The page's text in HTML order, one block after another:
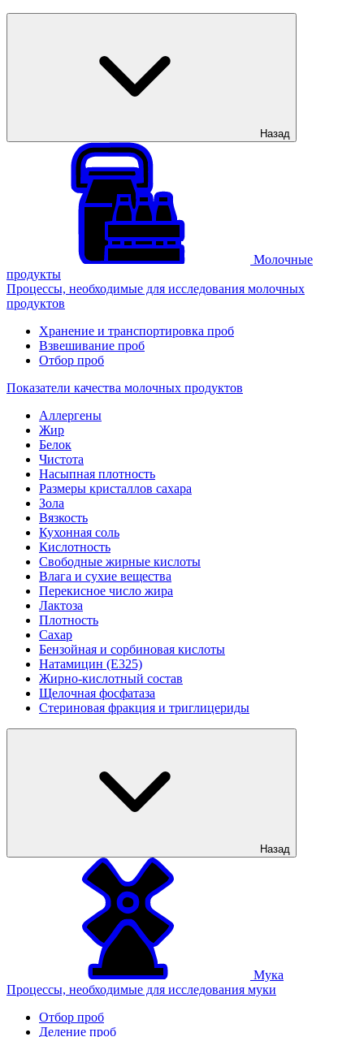
Назад
Молочные
продукты
Процессы, необходимые для исследования молочных
продуктов
Хранение и транспортировка проб
Взвешивание проб
Отбор проб
Показатели качества молочных продуктов
Аллергены
Жир
Белок
Чистота
Насыпная плотность
Размеры кристаллов сахара
Зола
Вязкость
Кухонная соль
Кислотность
Свободные жирные кислоты
Влага и сухие вещества
Перекисное число жира
Лактоза
Плотность
Сахар
Бензойная и сорбиновая кислоты
Натамицин (Е325)
Жирно-кислотный состав
Щелочная фосфатаза
Стериновая фракция и триглицериды
Назад
Мука
Процессы, необходимые для исследования муки
Отбор проб
Деление проб